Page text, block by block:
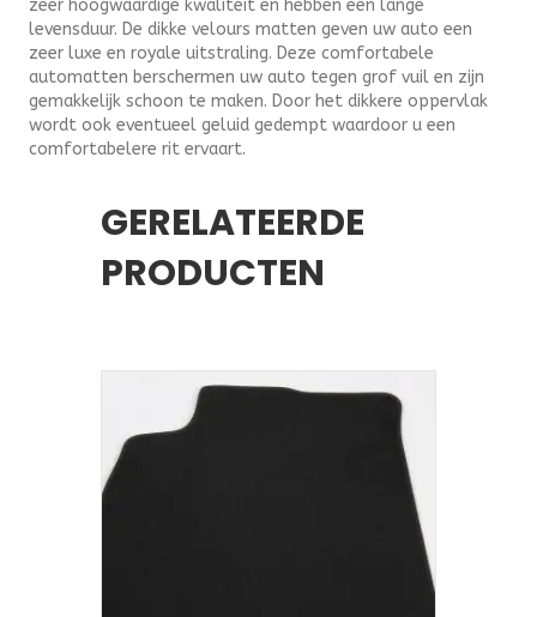
zeer hoogwaardige kwaliteit en hebben een lange
levensduur. De dikke velours matten geven uw auto een
zeer luxe en royale uitstraling. Deze comfortabele
automatten berschermen uw auto tegen grof vuil en zijn
gemakkelijk schoon te maken. Door het dikkere oppervlak
wordt ook eventueel geluid gedempt waardoor u een
comfortabelere rit ervaart.
GERELATEERDE
PRODUCTEN